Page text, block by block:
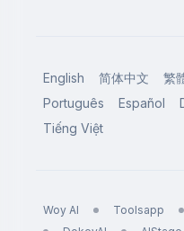
English 简体中文 繁
Português
Español
Tiếng Việt
Woy AI Toolsapp